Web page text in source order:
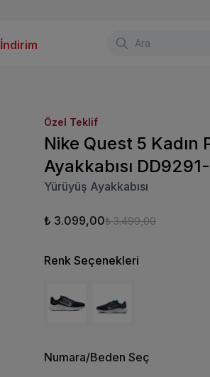
İndirim
Özel Teklif
Nike Quest 5 Kadın
Ayakkabısı
Yürüyüş Ayakkabısı
₺ 3.099,00₺ 3.499,00
Renk Seçenekleri
Numara/Beden Seç